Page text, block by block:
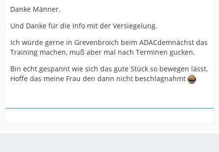
Danke Männer.
Und Danke für die Info mit der Versiegelung.
Ich würde gerne in Grevenbroich beim ADACdemnächst das
Training machen, muß aber mal nach Terminen gucken.
Bin echt gespannt wie sich das gute Stück so bewegen lässt.
Hoffe das meine Frau den dann nicht beschlagnahmt